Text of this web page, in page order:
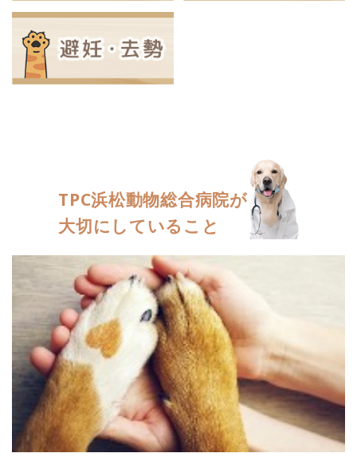
TPC浜松動物総合病院が
大切にしていること